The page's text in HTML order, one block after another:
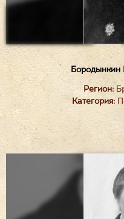
Бородынкин
Регион:
Категория: